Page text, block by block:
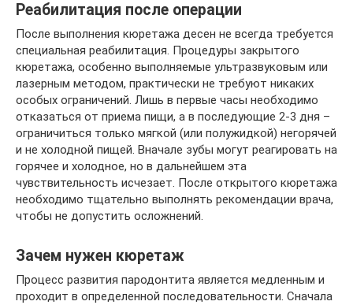
Реабилитация после операции
После выполнения кюретажа десен не всегда требуется
специальная реабилитация. Процедуры закрытого
кюретажа, особенно выполняемые ультразвуковым или
лазерным методом, практически не требуют никаких
особых ограничений. Лишь в первые часы необходимо
отказаться от приема пищи, а в последующие 2-3 дня –
ограничиться только мягкой (или полужидкой) негорячей
и не холодной пищей. Вначале зубы могут реагировать на
горячее и холодное, но в дальнейшем эта
чувствительность исчезает. После открытого кюретажа
необходимо тщательно выполнять рекомендации врача,
чтобы не допустить осложнений.
Зачем нужен кюретаж
Процесс развития пародонтита является медленным и
проходит в определенной последовательности. Сначала